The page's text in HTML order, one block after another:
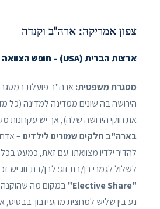
צפון אמריקה: ארה"ב וקנדה
ארצות הברית (USA) – חופש הצוואה ומס עיזבון פדרלי
מסגרת משפטית: ארה"ב פועלת
הירושה בה שונים ממדינה למדינה (כל
את חוקי הירושה שלה), אך יש עקרונות
בארה"ב חלקים שמורים לילדים–
להדיר ילדיו מצוואתו. עם זאת, כמעט בכל
לשלול לגמרי בן/בת זוג: לבן/בת זוג יש
"Elective Share"
במקום מה
נע בין שליש למחצית מהעיזבון. בבסיס,